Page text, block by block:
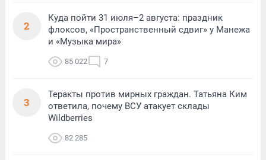
2
Куда пойти 31 июля–2 августа: праздник
флоксов, «Пространственный сдвиг» у Манежа
и «Музыка мира»
85 022 7
3
Теракты против мирных граждан. Татьяна Ким
ответила, почему ВСУ атакует склады
Wildberries
82 285